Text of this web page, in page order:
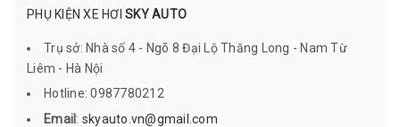
PHỤ KIỆN XE HƠI SKY AUTO
Trụ sở: Nhà số 4 - Ngõ 8 Đại Lộ Thăng Long - Nam Từ
Liêm - Hà Nội
Hotline: 0987780212
Email : skyauto.vn@gmail.com